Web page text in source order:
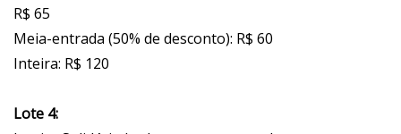
R$ 65
Meia-entrada (50% de desconto): R$ 60
Inteira: R$ 120
Lote 4: